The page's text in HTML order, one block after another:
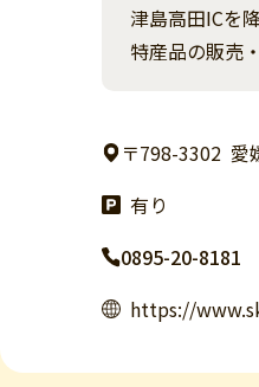
津島高田ICを
特産品の販売
〒798-3302 愛
有り
0895-20-8181
https://